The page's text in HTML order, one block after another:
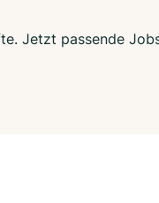
Jetzt passende